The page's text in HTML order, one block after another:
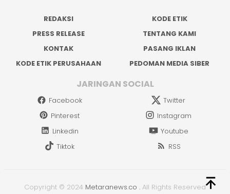
REDAKSI
KODE ETIK
PRESS RELEASE
TENTANG KAMI
KONTAK
PASANG IKLAN
KODE ETIK PERUSAHAAN
PEDOMAN MEDIA SIBER
JARINGAN SOCIAL
Facebook
Twitter
Pinterest
Instagram
Linkedin
Youtube
Tiktok
RSS
Copyright © 2024 Metaranews.co . All Rights Reserved